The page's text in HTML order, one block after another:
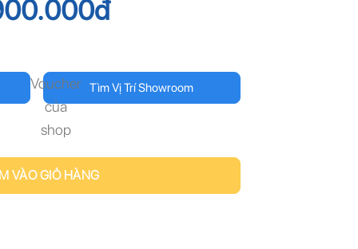
đ
Tìm Vị Trí Showroom
Voucher
của
shop
VÀO GIỎ HÀNG